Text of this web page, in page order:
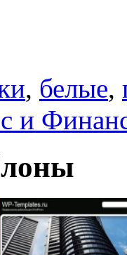
, белые,
и